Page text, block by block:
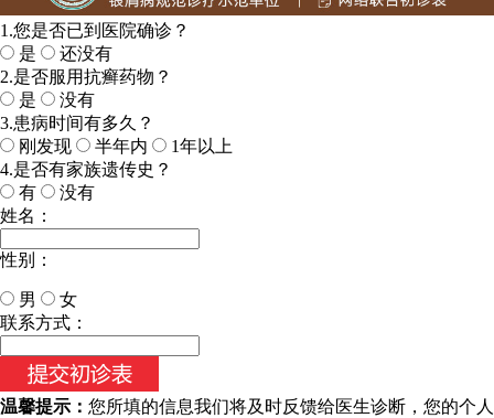
1.您是否已到医院确诊？
是
还没有
2.是否服用抗癣药物？
是
没有
3.患病时间有多久？
刚发现
半年内
1年以上
4.是否有家族遗传史？
有
没有
姓名：
性别：
男
女
今天日期：
联系方式：
温馨提示： 您所填的信息我们将及时反馈给医生诊断，您的个人